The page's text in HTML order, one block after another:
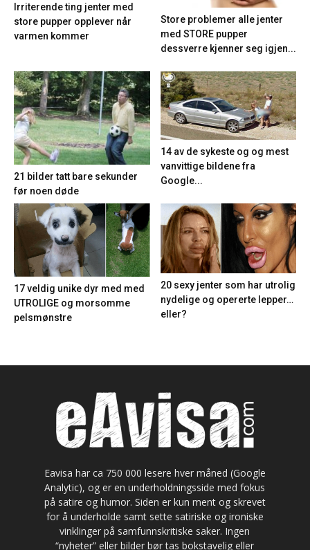
Irriterende ting jenter med
store pupper opplever når
varmen kommer
Store problemer alle jenter
med STORE pupper
dessverre kjenner seg igjen...
21 bilder tatt bare sekunder
før noen døde
14 av de sykeste og og mest
vanvittige bildene fra
Google...
17 veldig unike dyr med med
UTROLIGE og morsomme
pelsmønstre
20 sexy jenter som har utrolig
nydelige og opererte lepper…
eller?
Eavisa har ca 750 000 lesere hver måned (Google
Analytic), og er en underholdningsside med fokus
på satire og humor. Siden er kun ment og skrevet
for å underholde samt sette satiriske og ironiske
vinklinger på samfunnskritiske saker. Ingen
“nyheter” eller bilder bør tas bokstavelig eller